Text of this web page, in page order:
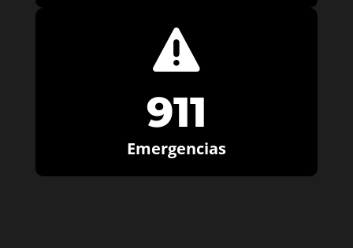

911
Emergencias